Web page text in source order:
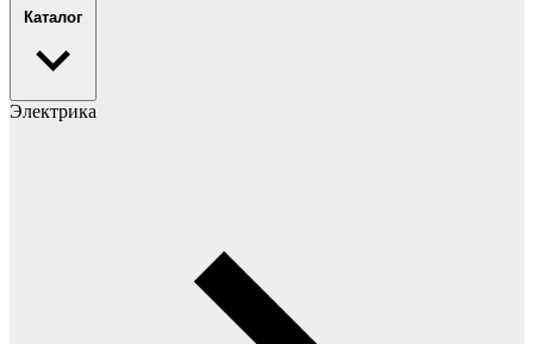
Каталог
Электрика